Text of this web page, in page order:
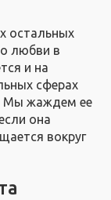
остальных
любви в
и на
сферах
Мы жаждем ее
она
вокруг